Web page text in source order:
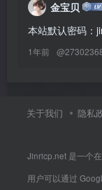
金宝贝
本站默认密码：
1年前 @
关于我们 隐私
Jinricp.net 是一个
用户可以通过